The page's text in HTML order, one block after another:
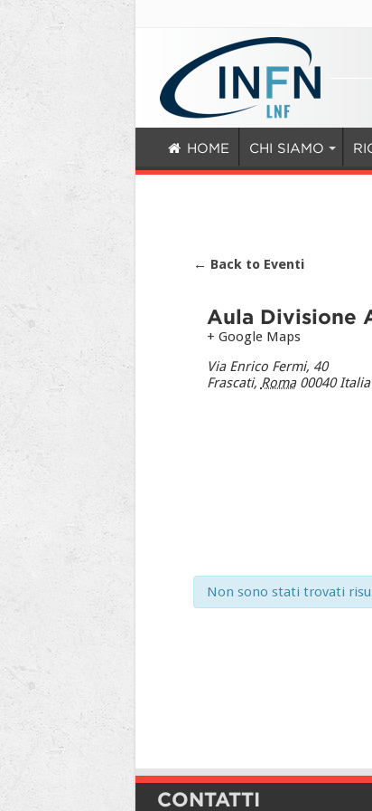
HOME CHI SIAMO
← Back to Eventi
Aula Divisione
+ Google Maps
Via Enrico Fermi, 40
Frascati, Roma 00040 Italia
Non sono stati trovati
CONTATTI